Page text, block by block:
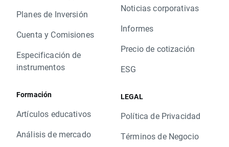
Planes de Inversión
Cuenta y Comisiones
Especificación de
instrumentos
Formación
Artículos educativos
Análisis de mercado
Noticias corporativas
Informes
Precio de cotización
ESG
LEGAL
Política de Privacidad
Términos de Negocio